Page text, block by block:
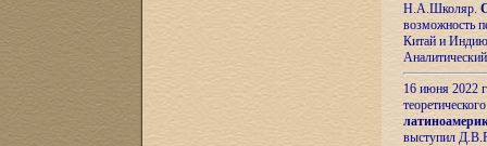
Н.А.Школяр.
возможность
Китай и
16 июня 2022
выступил